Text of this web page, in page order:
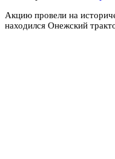
Акцию провели на
находился Онежский